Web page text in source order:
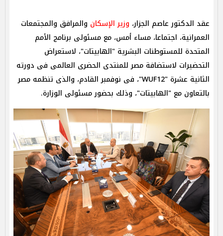
عقد الدكتور عاصم الجزار، وزير الإسكان والمرافق والمجتمعات
العمرانية، اجتماعا، مساء أمس، مع مسئولى برنامج الأمم
المتحدة للمستوطنات البشرية "الهابيتات"، لاستعراض
التحضيرات لاستضافة مصر للمنتدى الحضرى العالمى فى دورته
الثانية عشرة "WUF12"، فى نوفمبر القادم، والذى تنظمه مصر
بالتعاون مع "الهابيتات"، وذلك بحضور مسئولى الوزارة.